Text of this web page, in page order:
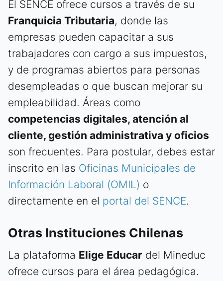
El SENCE ofrece cursos a través de su
Franquicia Tributaria, donde las
empresas pueden capacitar a sus
trabajadores con cargo a sus impuestos,
y de programas abiertos para personas
desempleadas o que buscan mejorar su
empleabilidad. Áreas como
competencias digitales, atención al
cliente, gestión administrativa y oficios
son frecuentes. Para postular, debes estar
inscrito en las Oficinas Municipales de
Información Laboral (OMIL) o
directamente en el portal del SENCE.
Otras Instituciones Chilenas
La plataforma Elige Educar del Mineduc
ofrece cursos para el área pedagógica.